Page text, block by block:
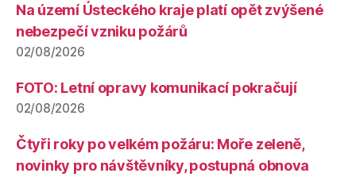
Na území Ústeckého kraje platí opět zvýšené
nebezpečí vzniku požárů
02/08/2026
FOTO: Letní opravy komunikací pokračují
02/08/2026
Čtyři roky po velkém požáru: Moře zeleně,
novinky pro návštěvníky, postupná obnova